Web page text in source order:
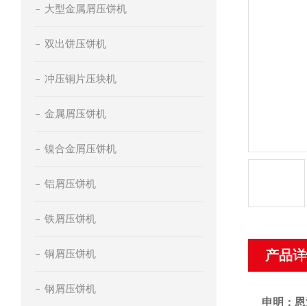
大型金属屑压饼机
双出饼压饼机
冲压铜片压块机
金属屑压饼机
镍合金屑压饼机
铝屑压饼机
铁屑压饼机
铜屑压饼机
钢屑压饼机
产品
申明：